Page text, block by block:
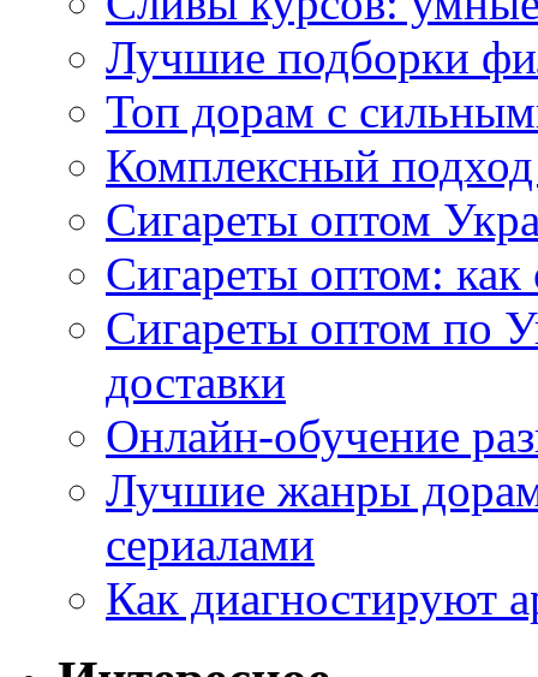
Лучшие подборки
Топ дорам с
Комплексный
Сигареты оптом
Сигареты оптом: как
Сигареты оптом по
доставки
Онлайн-обучение
Лучшие жанры дорам
сериалами
Как диагностируют